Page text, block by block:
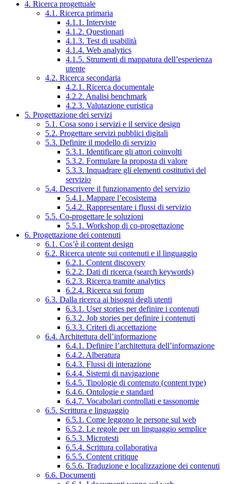
4. Ricerca progettuale
4.1. Ricerca primaria
4.1.1. Interviste
4.1.2. Questionari
4.1.3. Test di usabilità
4.1.4. Web analytics
4.1.5. Strumenti di mappatura dell’esperienza
utente
4.2. Ricerca secondaria
4.2.1. Ricerca documentale
4.2.2. Analisi benchmark
4.2.3. Valutazione euristica
5. Progettazione dei servizi
5.1. Cosa sono i servizi e il service design
5.2. Progettare servizi pubblici digitali
5.3. Definire il modello di servizio
5.3.1. Identificare gli attori coinvolti
5.3.2. Formulare la proposta di valore
5.3.3. Inquadrare gli elementi costitutivi del
servizio
5.4. Descrivere il funzionamento del servizio
5.4.1. Mappare l’ecosistema
5.4.2. Rappresentare i flussi di servizio
5.5. Co-progettare le soluzioni
5.5.1. Workshop di co-progettazione
6. Progettazione dei contenuti
6.1. Cos’è il content design
6.2. Ricerca utente sui contenuti e il linguaggio
6.2.1. Content discovery
6.2.2. Dati di ricerca (search keywords)
6.2.3. Ricerca tramite analytics
6.2.4. Ricerca sui forum
6.3. Dalla ricerca ai bisogni degli utenti
6.3.1. User stories per definire i contenuti
6.3.2. Job stories per definire i contenuti
6.3.3. Criteri di accettazione
6.4. Architettura dell’informazione
6.4.1. Definire l’architettura dell’informazione
6.4.2. Alberatura
6.4.3. Flussi di interazione
6.4.4. Sistemi di navigazione
6.4.5. Tipologie di contenuto (content type)
6.4.6. Ontologie e standard
6.4.7. Vocabolari controllati e tassonomie
6.5. Scrittura e linguaggio
6.5.1. Come leggono le persone sul web
6.5.2. Le regole per un linguaggio semplice
6.5.3. Microtesti
6.5.4. Scrittura collaborativa
6.5.5. Content critique
6.5.6. Traduzione e localizzazione dei contenuti
6.6. Documenti